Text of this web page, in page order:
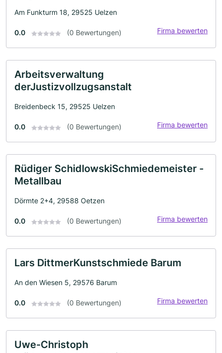
Am Funkturm 18, 29525 Uelzen
0.0 (0 Bewertungen) Firma bewerten
Arbeitsverwaltung
derJustizvollzugsanstalt
Breidenbeck 15, 29525 Uelzen
0.0 (0 Bewertungen) Firma bewerten
Rüdiger SchidlowskiSchmiedemeister -
Metallbau
Dörmte 2+4, 29588 Oetzen
0.0 (0 Bewertungen) Firma bewerten
Lars DittmerKunstschmiede Barum
An den Wiesen 5, 29576 Barum
0.0 (0 Bewertungen) Firma bewerten
Uwe-Christoph